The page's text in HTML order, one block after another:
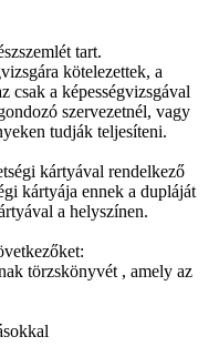
tart.
kötelezettek, a
csak a képességvizsgával
szervezetnél, vagy
tudják teljesíteni.
kártyával rendelkező
kártyája ennek a dupláját
a helyszínen.
törzskönyvét , amely az